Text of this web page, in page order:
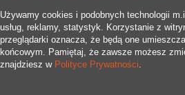
Używamy cookies i podobnych technologii
usług, reklamy, statystyk. Korzystanie z
przeglądarki oznacza, że będą one
końcowym. Pamiętaj, że zawsze możesz
znajdziesz w Polityce Prywatności.